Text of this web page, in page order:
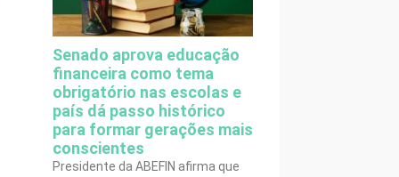
Senado aprova educação
financeira como tema
obrigatório nas escolas e
país dá passo histórico
para formar gerações mais
conscientes
Presidente da ABEFIN afirma que